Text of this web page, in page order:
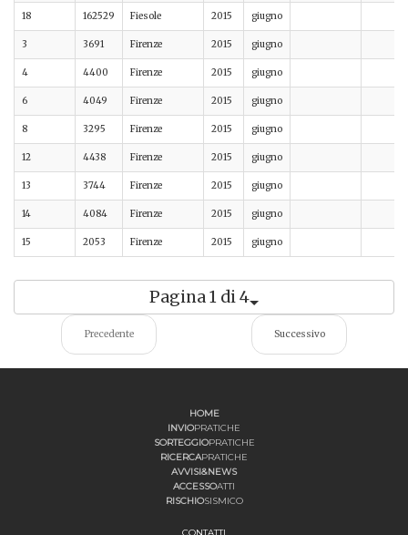
18 162529 Fiesole 2015 giugno
3 3691 Firenze 2015 giugno
4 4400 Firenze 2015 giugno
6 4049 Firenze 2015 giugno
8 3295 Firenze 2015 giugno
12 4438 Firenze 2015 giugno
13 3744 Firenze 2015 giugno
14 4084 Firenze 2015 giugno
15 2053 Firenze 2015 giugno
Pagina 1 di 4
Precedente Successivo
HOME
INVIOPRATICHE
SORTEGGIOPRATICHE
RICERCAPRATICHE
AVVISI&NEWS
ACCESSOATTI
RISCHIOSISMICO
CONTATTI